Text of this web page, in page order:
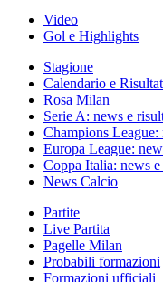
Video
Gol e Highlights
Stagione
Calendario e
Rosa Milan
Serie A: news e
Champions League:
Europa League:
Coppa Italia: news
News Calcio
Partite
Live Partita
Pagelle Milan
Probabili formazioni
Formazioni ufficiali